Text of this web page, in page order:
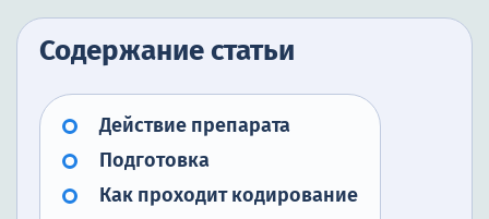
Содержание статьи
Действие препарата
Подготовка
Как проходит кодирование